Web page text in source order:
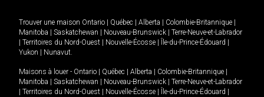
Trouver une maison Ontario Québec Alberta Colombie-Britannique
Manitoba
Saskatchewan Nouveau-Brunswick
Terre-Neuve-et-Labrador
Territoires du Nord-Ouest Nouvelle-Écosse Île-du-Prince-Édouard
Yukon
Nunavut.
Maisons à louer - Ontario Québec Alberta Colombie-Britannique
Manitoba
Saskatchewan Nouveau-Brunswick
Terre-Neuve-et-Labrador
Territoires du Nord-Ouest Nouvelle-Écosse Île-du-Prince-Édouard